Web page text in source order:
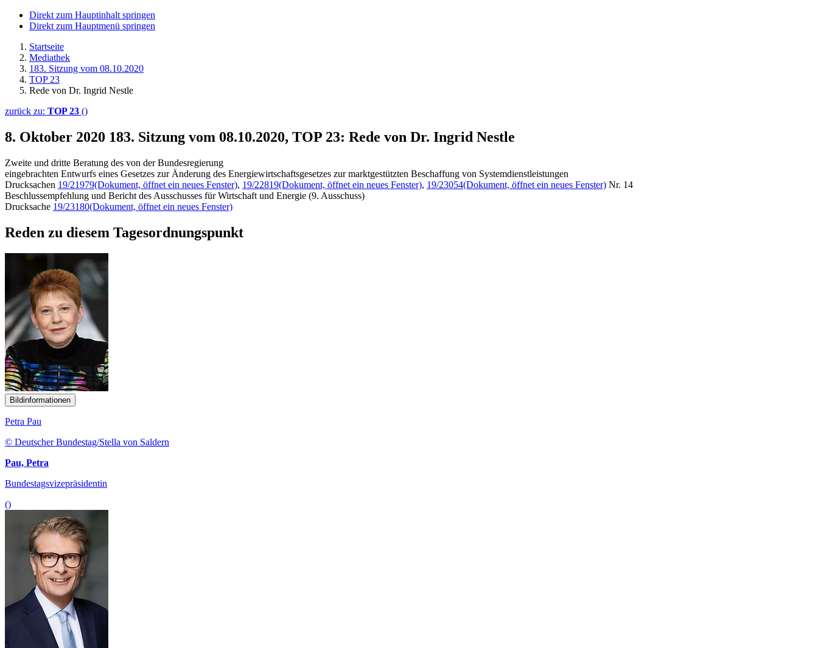
Direkt zum Hauptinhalt springen
Direkt zum Hauptmenü springen
Startseite
Mediathek
183. Sitzung vom 08.10.2020
TOP 23
Rede von Dr. Ingrid Nestle
zurück zu: TOP 23 ()
8. Oktober 2020 183. Sitzung vom 08.10.2020, TOP 23: Rede von Dr. Ingrid Nestle
Zweite und dritte Beratung des von der Bundesregierung
eingebrachten Entwurfs eines Gesetzes zur Änderung des Energiewirtschaftsgesetzes zur marktgestützten Beschaffung von Systemdienstleistungen
Drucksachen 19/21979(Dokument, öffnet ein neues Fenster), 19/22819(Dokument, öffnet ein neues Fenster), 19/23054(Dokument, öffnet ein neues Fenster) Nr. 14
Beschlussempfehlung und Bericht des Ausschusses für Wirtschaft und Energie (9. Ausschuss)
Drucksache 19/23180(Dokument, öffnet ein neues Fenster)
Reden zu diesem Tagesordnungspunkt
Bildinformationen
Petra Pau
© Deutscher Bundestag/Stella von Saldern
Pau, Petra
Bundestagsvizepräsidentin
()